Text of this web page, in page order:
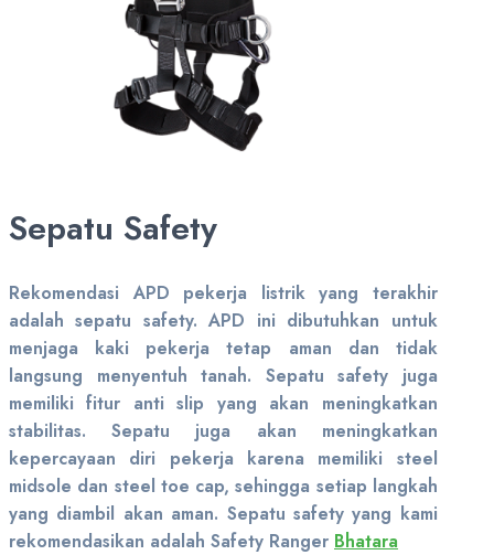
Sepatu Safety
Rekomendasi APD pekerja listrik yang terakhir
adalah sepatu safety. APD ini dibutuhkan untuk
menjaga kaki pekerja tetap aman dan tidak
langsung menyentuh tanah. Sepatu safety juga
memiliki fitur anti slip yang akan meningkatkan
stabilitas. Sepatu juga akan meningkatkan
kepercayaan diri pekerja karena memiliki steel
midsole dan steel toe cap, sehingga setiap langkah
yang diambil akan aman. Sepatu safety yang kami
rekomendasikan adalah Safety Ranger Bhatara